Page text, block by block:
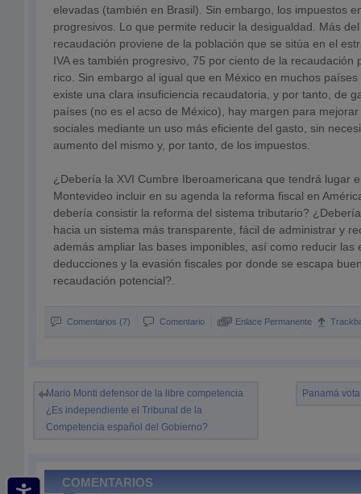
elevadas (también en Brasil). Sin embargo, los impuestos
progresivos. Lo que permite reducir la desigualdad. Más
recaudación proviene de la población que se sitúa en el
IVA es también progresivo, 75 por ciento de la recaudación
rico. Sin embargo al igual que en México en muchos
existe una clara insuficiencia recaudatoria, y por tanto, de
países (no es el acso de México), hay margen para
sociales mediante un uso más eficiente del gasto, sin
aumento del mismo y, por tanto, de los impuestos.
¿Debería la XVI Cumbre Iberoamericana que tendrá lugar
Montevideo incluir en su agenda la reforma fiscal en
debería consistir la reforma del sistema tributario?
hacia un sistema más transparente, fácil de administrar y
además ampliar las bases imponibles, así como reducir las
deducciones y la evasión fiscales por donde se escapa
recaudación potencial?.
Comentarios (7) Comentario Enlace Permanente
Mario Monti defensor de la libre competencia
¿Es independiente el Tribunal de la
Competencia español del Gobierno?
Panamá
COMENTARIOS